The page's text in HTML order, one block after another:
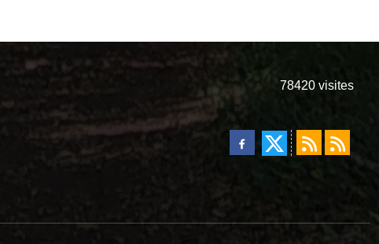
78420 visites